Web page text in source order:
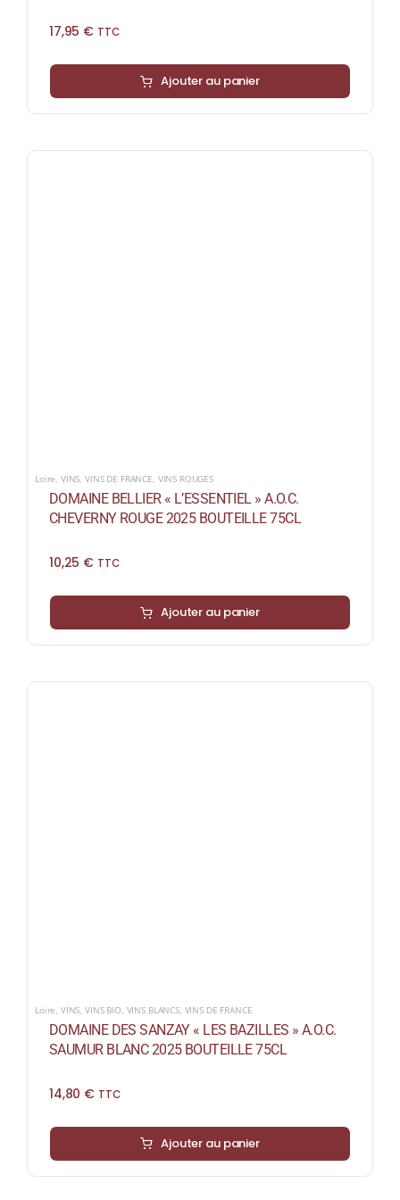
17,95 € TTC
Ajouter au panier
Loire, VINS,VINS DE FRANCE, VINS ROUGES
DOMAINE BELLIER « L’ESSENTIEL » A.O.C.
CHEVERNY ROUGE 2025 BOUTEILLE 75CL
10,25 € TTC
Ajouter au panier
Loire VINS ,VINS BIO VINS BLANCS, VINS DE FRANCE
DOMAINE DES SANZAY « LES BAZILLES » A.O.C.
SAUMUR BLANC 2025 BOUTEILLE 75CL
14,80 € TTC
Ajouter au panier